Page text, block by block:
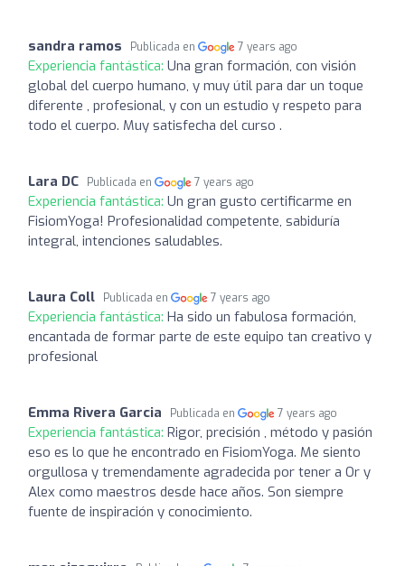
sandra ramos Publicada en 7 years ago
Experiencia fantástica: Una gran formación, con visión
global del cuerpo humano, y muy útil para dar un toque
diferente , profesional, y con un estudio y respeto para
todo el cuerpo. Muy satisfecha del curso .
Lara DC Publicada en 7 years ago
Experiencia fantástica: Un gran gusto certificarme en
FisiomYoga! Profesionalidad competente, sabiduría
integral, intenciones saludables.
Laura Coll Publicada en 7 years ago
Experiencia fantástica: Ha sido un fabulosa formación,
encantada de formar parte de este equipo tan creativo y
profesional
Emma Rivera Garcia Publicada en 7 years ago
Experiencia fantástica: Rigor, precisión , método y pasión
eso es lo que he encontrado en FisiomYoga. Me siento
orgullosa y tremendamente agradecida por tener a Or y
Alex como maestros desde hace años. Son siempre
fuente de inspiración y conocimiento.